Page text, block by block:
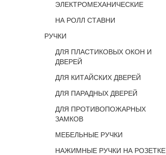
ЭЛЕКТРОМЕХАНИЧЕСКИЕ
НА РОЛЛ СТАВНИ
РУЧКИ
ДЛЯ ПЛАСТИКОВЫХ ОКОН И
ДВЕРЕЙ
ДЛЯ КИТАЙСКИХ ДВЕРЕЙ
ДЛЯ ПАРАДНЫХ ДВЕРЕЙ
ДЛЯ ПРОТИВОПОЖАРНЫХ
ЗАМКОВ
МЕБЕЛЬНЫЕ РУЧКИ
НАЖИМНЫЕ РУЧКИ НА РОЗЕТКЕ